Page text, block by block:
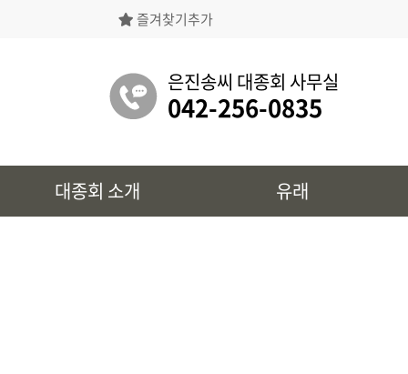
즐겨찾기추가
은진송씨 대종회 사무실
042-256-0835
대종회 소개 유래
유래
시조 및 보관유리, 선대묘역을